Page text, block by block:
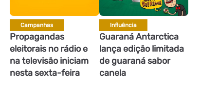
Campanhas
Propagandas
eleitorais no rádio e
na televisão iniciam
nesta sexta-feira
Influência
Guaraná Antarctica
lança edição limitada
de guaraná sabor
canela